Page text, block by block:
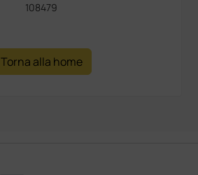
108479
Torna alla home